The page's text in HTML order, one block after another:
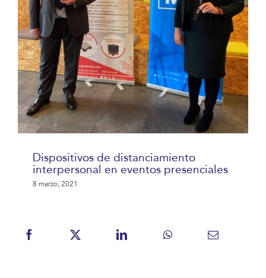
Dispositivos de distanciamiento
interpersonal en eventos presenciales
8 marzo, 2021